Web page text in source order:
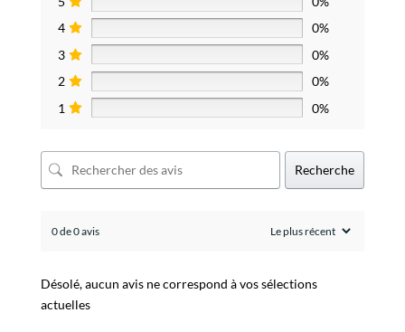
4
0%
3
0%
2
0%
1
0%
Recherche
0 de 0 avis
Désolé, aucun avis ne correspond à vos sélections
actuelles